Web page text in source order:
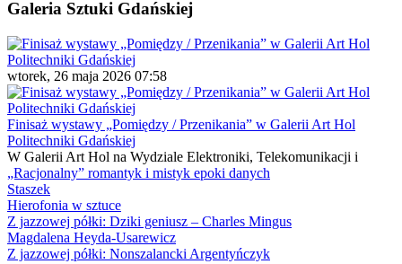
Galeria Sztuki Gdańskiej
wtorek, 26 maja 2026 07:58
Finisaż wystawy „Pomiędzy / Przenikania” w Galerii Art Hol
Politechniki Gdańskiej
W Galerii Art Hol na Wydziale Elektroniki, Telekomunikacji i
„Racjonalny” romantyk i mistyk epoki danych
Staszek
Hierofonia w sztuce
Z jazzowej półki: Dziki geniusz – Charles Mingus
Magdalena Heyda-Usarewicz
Z jazzowej półki: Nonszalancki Argentyńczyk